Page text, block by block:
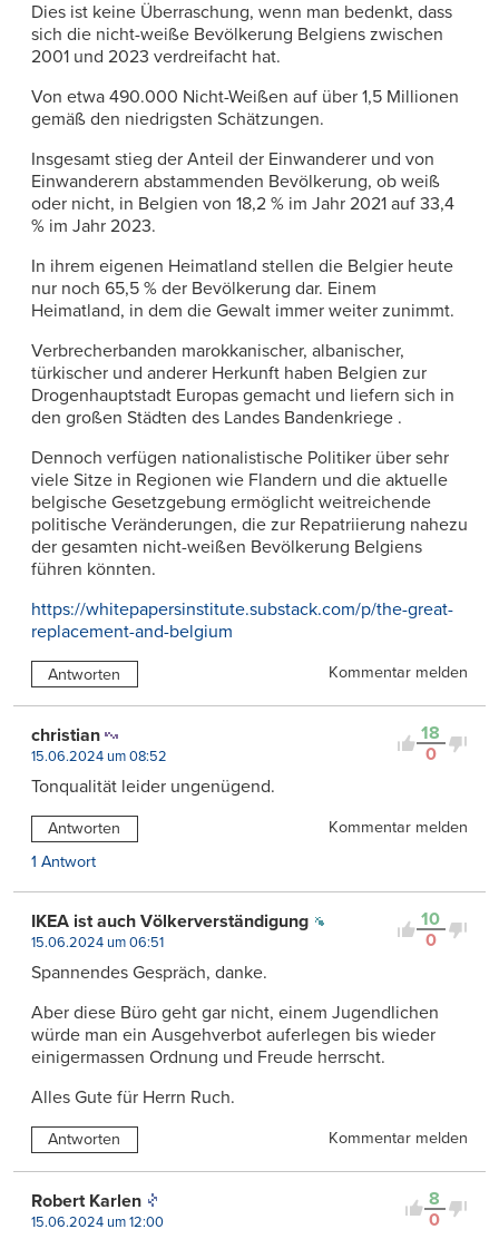
Dies ist keine Überraschung, wenn man bedenkt, dass
sich die nicht-weiße Bevölkerung Belgiens zwischen
2001 und 2023 verdreifacht hat.
Von etwa 490.000 Nicht-Weißen auf über 1,5 Millionen
gemäß den niedrigsten Schätzungen.
Insgesamt stieg der Anteil der Einwanderer und von
Einwanderern abstammenden Bevölkerung, ob weiß
oder nicht, in Belgien von 18,2 % im Jahr 2021 auf 33,4
% im Jahr 2023.
In ihrem eigenen Heimatland stellen die Belgier heute
nur noch 65,5 % der Bevölkerung dar. Einem
Heimatland, in dem die Gewalt immer weiter zunimmt.
Verbrecherbanden marokkanischer, albanischer,
türkischer und anderer Herkunft haben Belgien zur
Drogenhauptstadt Europas gemacht und liefern sich in
den großen Städten des Landes Bandenkriege .
Dennoch verfügen nationalistische Politiker über sehr
viele Sitze in Regionen wie Flandern und die aktuelle
belgische Gesetzgebung ermöglicht weitreichende
politische Veränderungen, die zur Repatriierung nahezu
der gesamten nicht-weißen Bevölkerung Belgiens
führen könnten.
https://whitepapersinstitute.substack.com/p/the-great-
replacement-and-belgium
Antworten Kommentar melden
18
0
christian
15.06.2024 um 08:52
Tonqualität leider ungenügend.
Antworten
Kommentar melden
1 Antwort
10
0
IKEA ist auch Völkerverständigung
15.06.2024 um 06:51
Spannendes Gespräch, danke.
Aber diese Büro geht gar nicht, einem Jugendlichen
würde man ein Ausgehverbot auferlegen bis wieder
einigermassen Ordnung und Freude herrscht.
Alles Gute für Herrn Ruch.
Antworten Kommentar melden
8
0
Robert Karlen
15.06.2024 um 12:00